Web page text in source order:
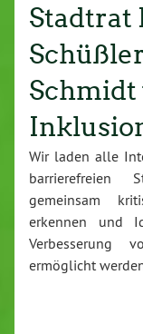
Stadtrat
Wir laden alle
barrierefreien
gemeinsam
erkennen und
Verbesserung
ermöglicht